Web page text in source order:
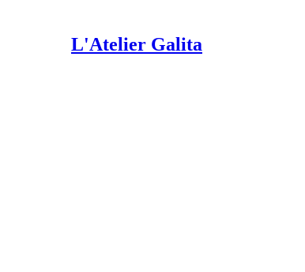
L'Atelier Galita